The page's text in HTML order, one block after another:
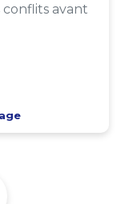
avant